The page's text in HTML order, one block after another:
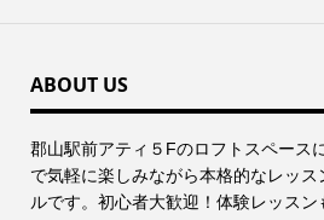
ABOUT US
郡⼭駅前アティ５Fのロフトスペース
で気軽に楽しみながら本格的なレッ
ルです。初心者大歓迎！体験レッスン